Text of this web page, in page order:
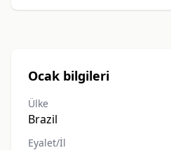
Ocak bilgileri
Ülke
Brazil
Eyalet/İl